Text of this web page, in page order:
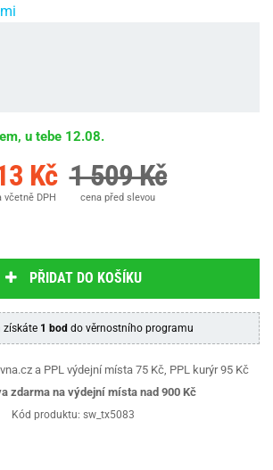
u tebe 12.08.
Kč
včetně DPH
1 509 Kč
cena před slevou
PŘIDAT DO KOŠÍKU
získáte 1 bod do věrnostního programu
a PPL výdejní místa 75 Kč, PPL kurýr 95 Kč
zdarma na výdejní místa nad 900 Kč
Kód produktu: sw_tx5083